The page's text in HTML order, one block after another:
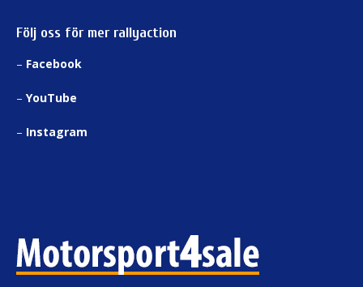
Följ oss för mer rallyaction
– Facebook
– YouTube
– Instagram